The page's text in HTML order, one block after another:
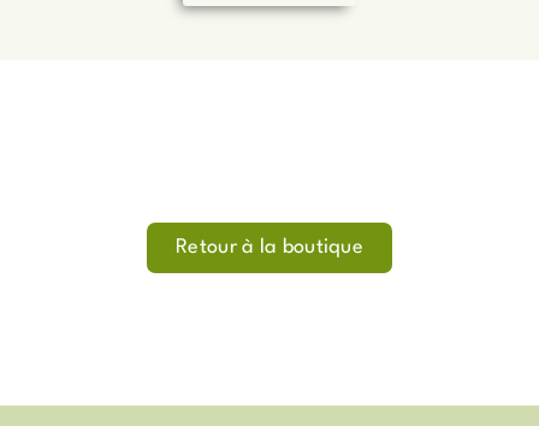
Retour à la boutique